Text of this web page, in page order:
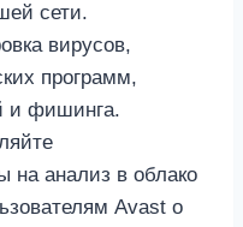
сети.
вирусов,
программ,
и фишинга.
на анализ в облако
Avast о